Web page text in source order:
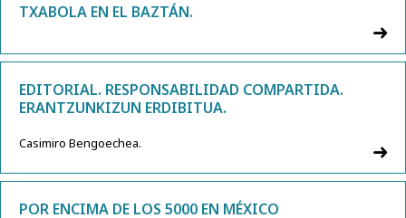
TXABOLA EN EL BAZTÁN.
EDITORIAL. RESPONSABILIDAD COMPARTIDA.
ERANTZUNKIZUN ERDIBITUA.
Casimiro Bengoechea.
POR ENCIMA DE LOS 5000 EN MÉXICO